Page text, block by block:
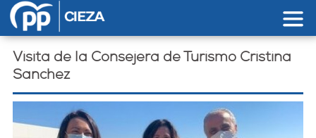
Pasar al contenido principal
Visita de la Consejera de Turismo Cristina
Sanchez